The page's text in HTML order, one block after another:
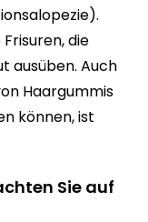
die
ausüben. Auch
Haargummis
können, ist
Sie auf